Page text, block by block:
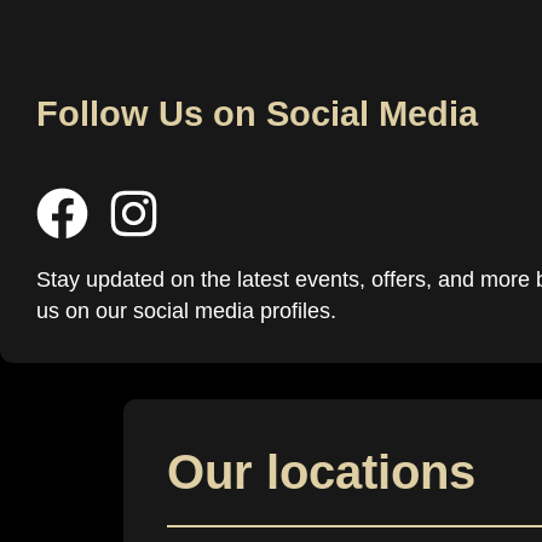
Follow Us on Social Media
Stay updated on the latest events, offers, and more
us on our social media profiles.
Our locations